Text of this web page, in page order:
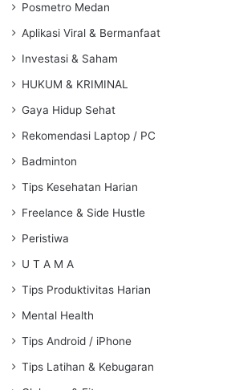
Posmetro Medan
Aplikasi Viral & Bermanfaat
Investasi & Saham
HUKUM & KRIMINAL
Gaya Hidup Sehat
Rekomendasi Laptop / PC
Badminton
Tips Kesehatan Harian
Freelance & Side Hustle
Peristiwa
U T A M A
Tips Produktivitas Harian
Mental Health
Tips Android / iPhone
Tips Latihan & Kebugaran